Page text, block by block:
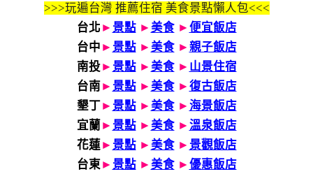
>>>玩遍台灣 推薦住宿 美食景點懶人包<<<
台北 ► 景點 ► 美食► 便宜飯店
台中 ► 景點 ► 美食► 親子飯店
南投► 景點 ► 美食► 山景住宿
台南► 景點 ► 美食► 復古飯店
墾丁► 景點 ► 美食► 海景飯店
宜蘭 ► 景點 ► 美食► 溫泉飯店
花蓮► 景點 ► 美食► 景觀飯店
台東► 景點 ► 美食► 優惠飯店